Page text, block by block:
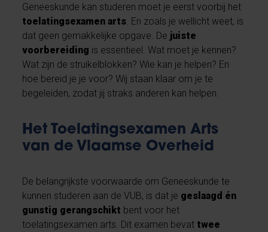
Geneeskunde kan studeren moet je eerst voorbij het
toelatingsexamen arts . En zoals je wellicht weet, is
dat geen gemakkelijke opgave. De juiste
voorbereiding is essentieel. Wat moet je kennen?
Wat zijn de struikelblokken? Wie kan je helpen? En
hoe bereid je je voor? Wij staan klaar om je te
begeleiden, zodat jij straks anderen kan helpen.
Het Toelatingsexamen Arts
van de Vlaamse Overheid
De belangrijkste voorwaarde om Geneeskunde te
kunnen studeren aan de VUB, is dat je geslaagd én
gunstig gerangschikt bent voor het
toelatingsexamen arts. Dit examen bevat twee